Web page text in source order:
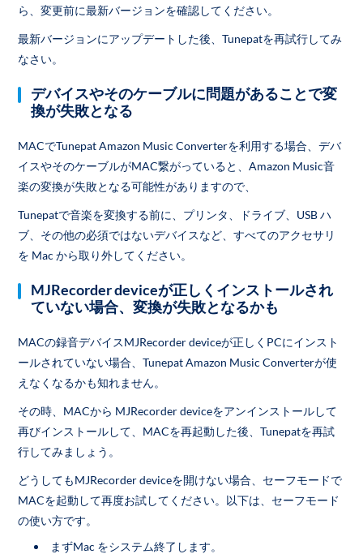
ら、変更前に最新バージョンを確認してください。
最新バージョンにアップデートした後、Tunepatを再試行してみ
なさい。
デバイスやそのケーブルに問題があることで変
換が失敗となる
MACでTunepat Amazon Music Converterを利用する場合、デバ
イスやそのケーブルがMAC繋がっていると、Amazon Music音
楽の変換が失敗となる可能性がありますので、
Tunepatで音楽を変換する前に、プリンタ、ドライブ、USB ハ
ブ、その他の必須ではないデバイスなど、すべてのアクセサリ
を Mac から取り外してください。
MJRecorder deviceが正しくインストールされ
ていない場合、変換が失敗となるかも
MACの録音デバイスMJRecorder deviceが正しくPCにインスト
ールされていない場合、Tunepat Amazon Music Converterが使
えなくなるかも知れません。
その時、MACから MJRecorder deviceをアンインストールして
再びインストールして、MACを再起動した後、Tunepatを再試
行してみましょう。
どうしてもMJRecorder deviceを開けない場合、セーフモードで
MACを起動して再度お試してください。以下は、セーフモード
の使い方です。
まずMac をシステム終了します。